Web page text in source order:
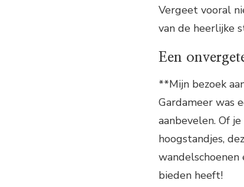
Vergeet vooral
van de heerlijke
Een
**Mijn bezoek
Gardameer was
aanbevelen. Of
hoogstandjes,
bieden heeft!